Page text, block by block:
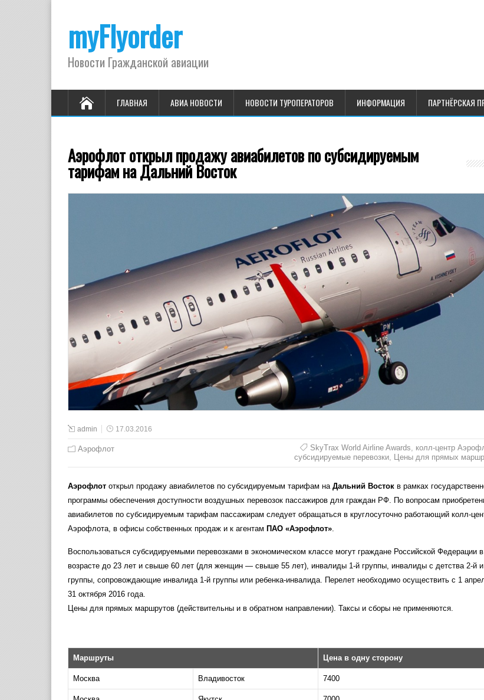
myFlyorder
Новости Гражданской авиации
ГЛАВНАЯ АВИА НОВОСТИ НОВОСТИ ТУРОПЕРАТОРОВ ИНФОРМАЦИЯ ПАРТНЁРСКАЯ
Аэрофлот открыл продажу авиабилетов по субсидируемым
тарифам на Дальний Восток
admin 17.03.2016
Аэрофлот SkyTrax World Airline Awards, колл-центр
субсидируемые перевозки, Цены для прямых
Аэрофлот открыл продажу авиабилетов по субсидируемым тарифам на Дальний Восток в рамках
программы обеспечения доступности воздушных перевозок пассажиров для граждан РФ. По вопросам
авиабилетов по субсидируемым тарифам пассажирам следует обращаться в круглосуточно работающий колл-
Аэрофлота, в офисы собственных продаж и к агентам ПАО «Аэрофлот».
Воспользоваться субсидируемыми перевозками в экономическом классе могут граждане Российской Федерации в
возрасте до 23 лет и свыше 60 лет (для женщин — свыше 55 лет), инвалиды 1-й группы, инвалиды с детства 2-й
группы, сопровождающие инвалида 1-й группы или ребенка-инвалида. Перелет необходимо осуществить с 1
31 октября 2016 года.
Цены для прямых маршрутов (действительны и в обратном направлении). Таксы и сборы не применяются.
Маршруты Цена в одну сторону
Москва Владивосток 7400